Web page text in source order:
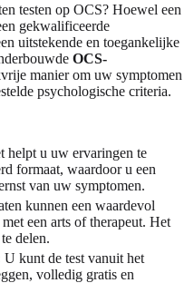
testen op OCS? Hoewel een
gekwalificeerde
uitstekende en toegankelijke
OCS-
manier om uw symptomen
psychologische criteria.
helpt u uw ervaringen te
formaat, waardoor u een
van uw symptomen.
kunnen een waardevol
een arts of therapeut. Het
delen.
U kunt de test vanuit het
volledig gratis en